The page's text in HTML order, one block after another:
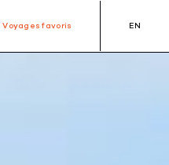
Voyages favoris EN